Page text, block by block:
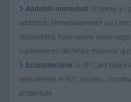
Addebiti immediati: le spese e i
addebitati immediatamente sul
disponibilità, l’operazione viene
superamento del limite massimo
Ecosostenibile: la BP Card
interamente in PVC riciclato,
ambientale